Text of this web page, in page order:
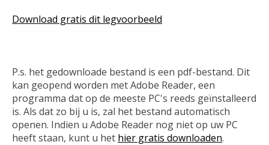
Download gratis dit legvoorbeeld
P.s. het gedownloade bestand is een pdf-bestand. Dit
kan geopend worden met Adobe Reader, een
programma dat op de meeste PC's reeds geïnstalleerd
is. Als dat zo bij u is, zal het bestand automatisch
openen. Indien u Adobe Reader nog niet op uw PC
heeft staan, kunt u het hier gratis downloaden.